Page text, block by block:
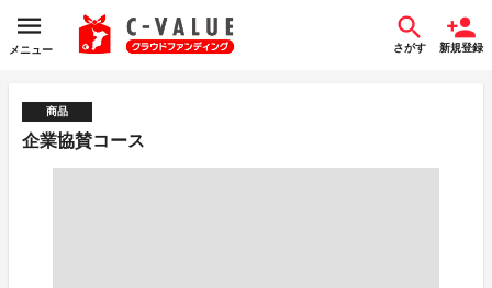
メニュー さがす 新規登録
商品
企業協賛コース